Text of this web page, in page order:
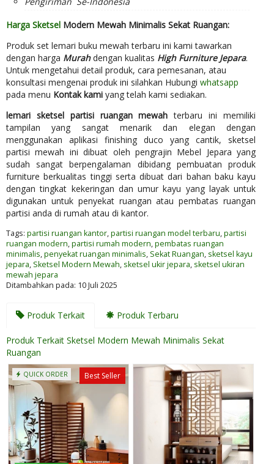
Harga Sketsel Modern Mewah Minimalis Sekat Ruangan:
Produk set lemari buku mewah terbaru ini kami tawarkan
dengan harga Murahdengan kualitas High Furniture Jepara.
Untuk mengetahui detail produk, cara pemesanan, atau
konsultasi mengenai produk ini silahkan Hubungi whatsapp
pada menu Kontak kami yang telah kami sediakan.
lemari sketsel partisi ruangan mewah terbaru ini memiliki
tampilan yang sangat menarik dan elegan dengan
menggunakan aplikasi finishing duco yang cantik, sketsel
partisi mewah ini dibuat oleh pengrajin Mebel Jepara yang
sudah sangat berpengalaman dibidang pembuatan produk
furniture berkualitas tinggi serta dibuat dari bahan baku kayu
dengan tingkat kekeringan dan umur kayu yang layak untuk
digunakan untuk penyekat ruangan atau pembatas ruangan
partisi anda di rumah atau di kantor.
Tags: partisi ruangan kantor,partisi ruangan model terbaru,partisi
ruangan modern,partisi rumah modern,pembatas ruangan
minimalis,penyekat ruangan minimalis, Sekat Ruangan, sketsel kayu
jepara, Sketsel Modern Mewah, sketsel ukir jepara, sketsel ukiran
mewah jepara
Ditambahkan pada: 10 Juli 2025
Produk Terkait Produk Terbaru
Produk Terkait Sketsel Modern Mewah Minimalis Sekat
Ruangan
Best Seller
QUICK ORDER